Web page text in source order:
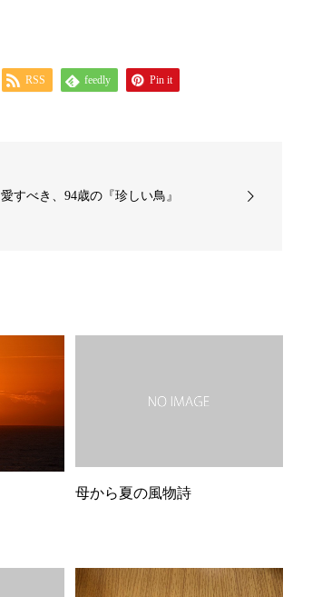
RSS feedly Pin it
愛すべき、94歳の『珍しい鳥』
母から夏の風物詩